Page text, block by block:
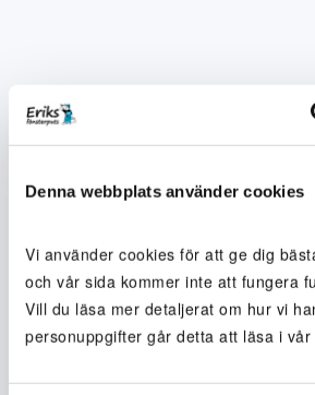
Denna webbplats använder cookies
Vi använder cookies för att ge dig
och vår sida kommer inte att fungera
Vill du läsa mer detaljerat om hur vi
personuppgifter går detta att läsa i vår